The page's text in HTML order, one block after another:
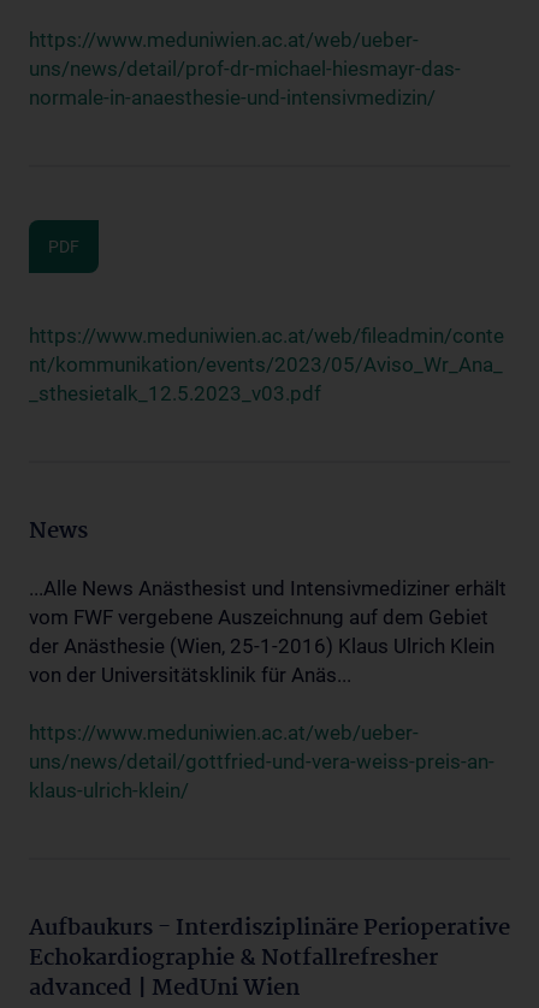
https://www.meduniwien.ac.at/web/ueber-
uns/news/detail/prof-dr-michael-hiesmayr-das-
normale-in-anaesthesie-und-intensivmedizin/
PDF
https://www.meduniwien.ac.at/web/fileadmin/conte
nt/kommunikation/events/2023/05/Aviso_Wr_Ana_
_sthesietalk_12.5.2023_v03.pdf
News
...Alle News Anästhesist und Intensivmediziner erhält
vom FWF vergebene Auszeichnung auf dem Gebiet
der Anästhesie (Wien, 25-1-2016) Klaus Ulrich Klein
von der Universitätsklinik für Anäs...
https://www.meduniwien.ac.at/web/ueber-
uns/news/detail/gottfried-und-vera-weiss-preis-an-
klaus-ulrich-klein/
Aufbaukurs - Interdisziplinäre Perioperative
Echokardiographie & Notfallrefresher
advanced | MedUni Wien